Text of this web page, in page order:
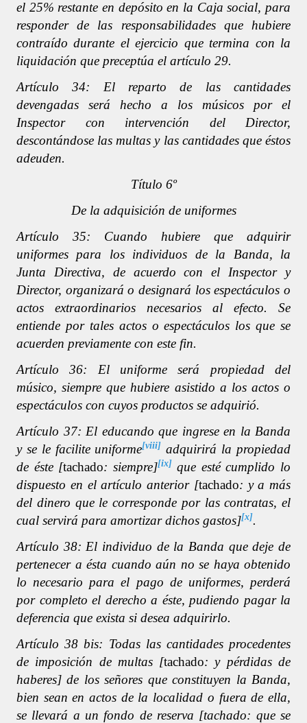
el 25% restante en depósito en la Caja social, para
responder de las responsabilidades que hubiere
contraído durante el ejercicio que termina con la
liquidación que preceptúa el artículo 29.
Artículo 34: El reparto de las cantidades
devengadas será hecho a los músicos por el
Inspector con intervención del Director,
descontándose las multas y las cantidades que éstos
adeuden.
Título 6º
De la adquisición de uniformes
Artículo 35: Cuando hubiere que adquirir
uniformes para los individuos de la Banda, la
Junta Directiva, de acuerdo con el Inspector y
Director, organizará o designará los espectáculos o
actos extraordinarios necesarios al efecto. Se
entiende por tales actos o espectáculos los que se
acuerden previamente con este fin.
Artículo 36: El uniforme será propiedad del
músico, siempre que hubiere asistido a los actos o
espectáculos con cuyos productos se adquirió.
Artículo 37: El educando que ingrese en la Banda
y se le facilite uniforme[viii] adquirirá la propiedad
de éste [tachado: siempre][ix] que esté cumplido lo
dispuesto en el artículo anterior [tachado: y a más
del dinero que le corresponde por las contratas, el
cual servirá para amortizar dichos gastos][x].
Artículo 38: El individuo de la Banda que deje de
pertenecer a ésta cuando aún no se haya obtenido
lo necesario para el pago de uniformes, perderá
por completo el derecho a éste, pudiendo pagar la
deferencia que exista si desea adquirirlo.
Artículo 38 bis: Todas las cantidades procedentes
de imposición de multas [tachado: y pérdidas de
haberes] de los señores que constituyen la Banda,
bien sean en actos de la localidad o fuera de ella,
se llevará a un fondo de reserva [tachado: que se